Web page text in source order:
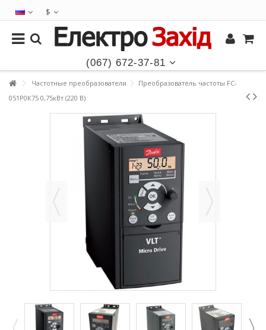
$
(067) 672-37-81
Частотные преобразователи
Преобразователь частоты FC-
051P0К75 0,75кВт (220 В)